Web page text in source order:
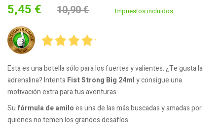
5,45 € 10,90 € Impuestos incluidos
Esta es una botella sólo para los fuertes y valientes. ¿Te gusta la
adrenalina? IntentaFist Strong Big 24mly consigue una
motivación extra para tus aventuras.
Su fórmula de amiloes una de las más buscadas y amadas por
quienes no temen los grandes desafíos.